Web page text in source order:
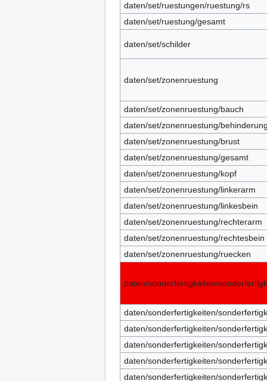
daten/set/ruestungen/ruestung/rs
daten/set/ruestung/gesamt
daten/set/schilder
daten/set/zonenruestung
daten/set/zonenruestung/bauch
daten/set/zonenruestung/
daten/set/zonenruestung/brust
daten/set/zonenruestung/gesamt
daten/set/zonenruestung/kopf
daten/set/zonenruestung/linkerarm
daten/set/zonenruestung/linkesbein
daten/set/zonenruestung/rechterarm
daten/set/zonenruestung/rechtesbein
daten/set/zonenruestung/ruecken
daten/sonderfertigkeiten/
daten/sonderfertigkeiten/
daten/sonderfertigkeiten/
daten/sonderfertigkeiten/
daten/sonderfertigkeiten/
daten/sonderfertigkeiten/